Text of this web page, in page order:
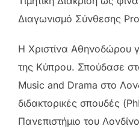
Διαγωνισμό Σύνθεσης
Η Χριστίνα Αθηνοδώρου
της Κύπρου. Σπούδασε
Music and Drama στο
διδακτορικές σπουδές
Πανεπιστήμιο του